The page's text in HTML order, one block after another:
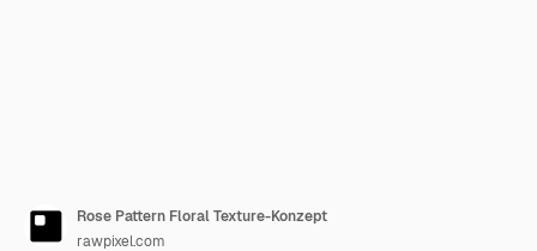
Rose Pattern Floral Texture-Konzept
rawpixel.com